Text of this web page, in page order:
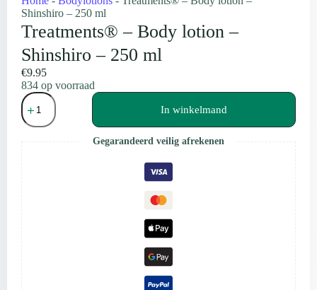
Shinshiro – 250 ml
Treatments® – Body lotion –
Shinshiro – 250 ml
€9.95
834 op voorraad
Treatments®
-
Body
-
Shinshiro
-
250
ml
aantal
In winkelmand
Gegarandeerd veilig afrekenen